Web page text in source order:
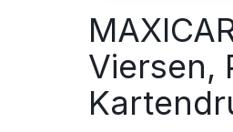
Viersen,